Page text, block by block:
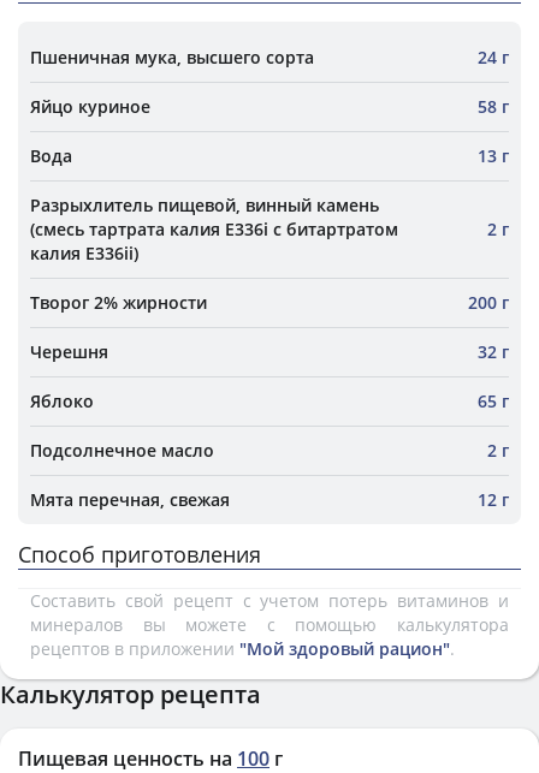
Пшеничная мука, высшего сорта 24 г
Яйцо куриное 58 г
Вода 13 г
Разрыхлитель пищевой, винный камень
(смесь тартрата калия E336i с битартратом
калия E336ii)
2 г
Творог 2% жирности 200 г
Черешня 32 г
Яблоко 65 г
Подсолнечное масло 2 г
Мята перечная, свежая 12 г
Способ приготовления
Составить свой рецепт с учетом потерь витаминов и
минералов вы можете с помощью калькулятора
рецептов в приложении "Мой здоровый рацион".
Калькулятор рецепта
Пищевая ценность на 100 г